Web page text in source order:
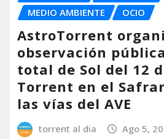
MEDIO AMBIENTE
OCIO
AstroTorrent
observación
total de Sol del 12
Torrent en el
las vías del AVE
torrent al dia Ago 5,